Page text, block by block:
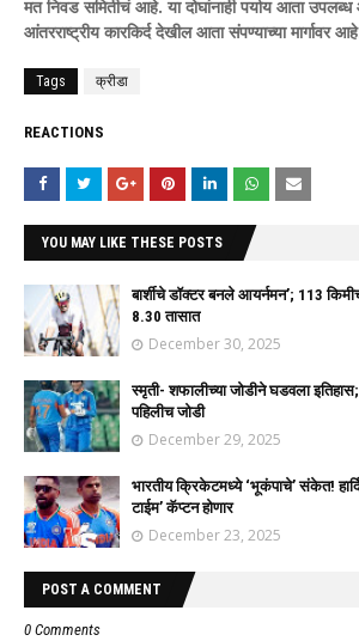
मत निवड समितीचं आहे. या दोघांनाही पर्याय आता
आंतरराष्ट्रीय कारकिर्द देखील आता संपण्याच्या मार्गावर
Tags क्रीडा
REACTIONS
YOU MAY LIKE THESE POSTS
बार्शीचे डॉक्टर बनले आयर्नमन’; 113
8.30 तासात
December 30, 2025
स्मृती- शफालीच्या जोडीने घडवला
पहिलीच जोडी
December 29, 2025
भारतीय क्रिकेटमध्ये ‘भूकंपाचे’ संकेत!
टाईम’ कॅप्टन होणार
December 23, 2025
POST A COMMENT
0 Comments